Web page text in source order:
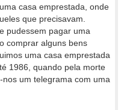
casa emprestada, onde
que precisavam.
pudessem pagar uma
comprar alguns bens
uma casa emprestada
1986, quando pela morte
um telegrama com uma